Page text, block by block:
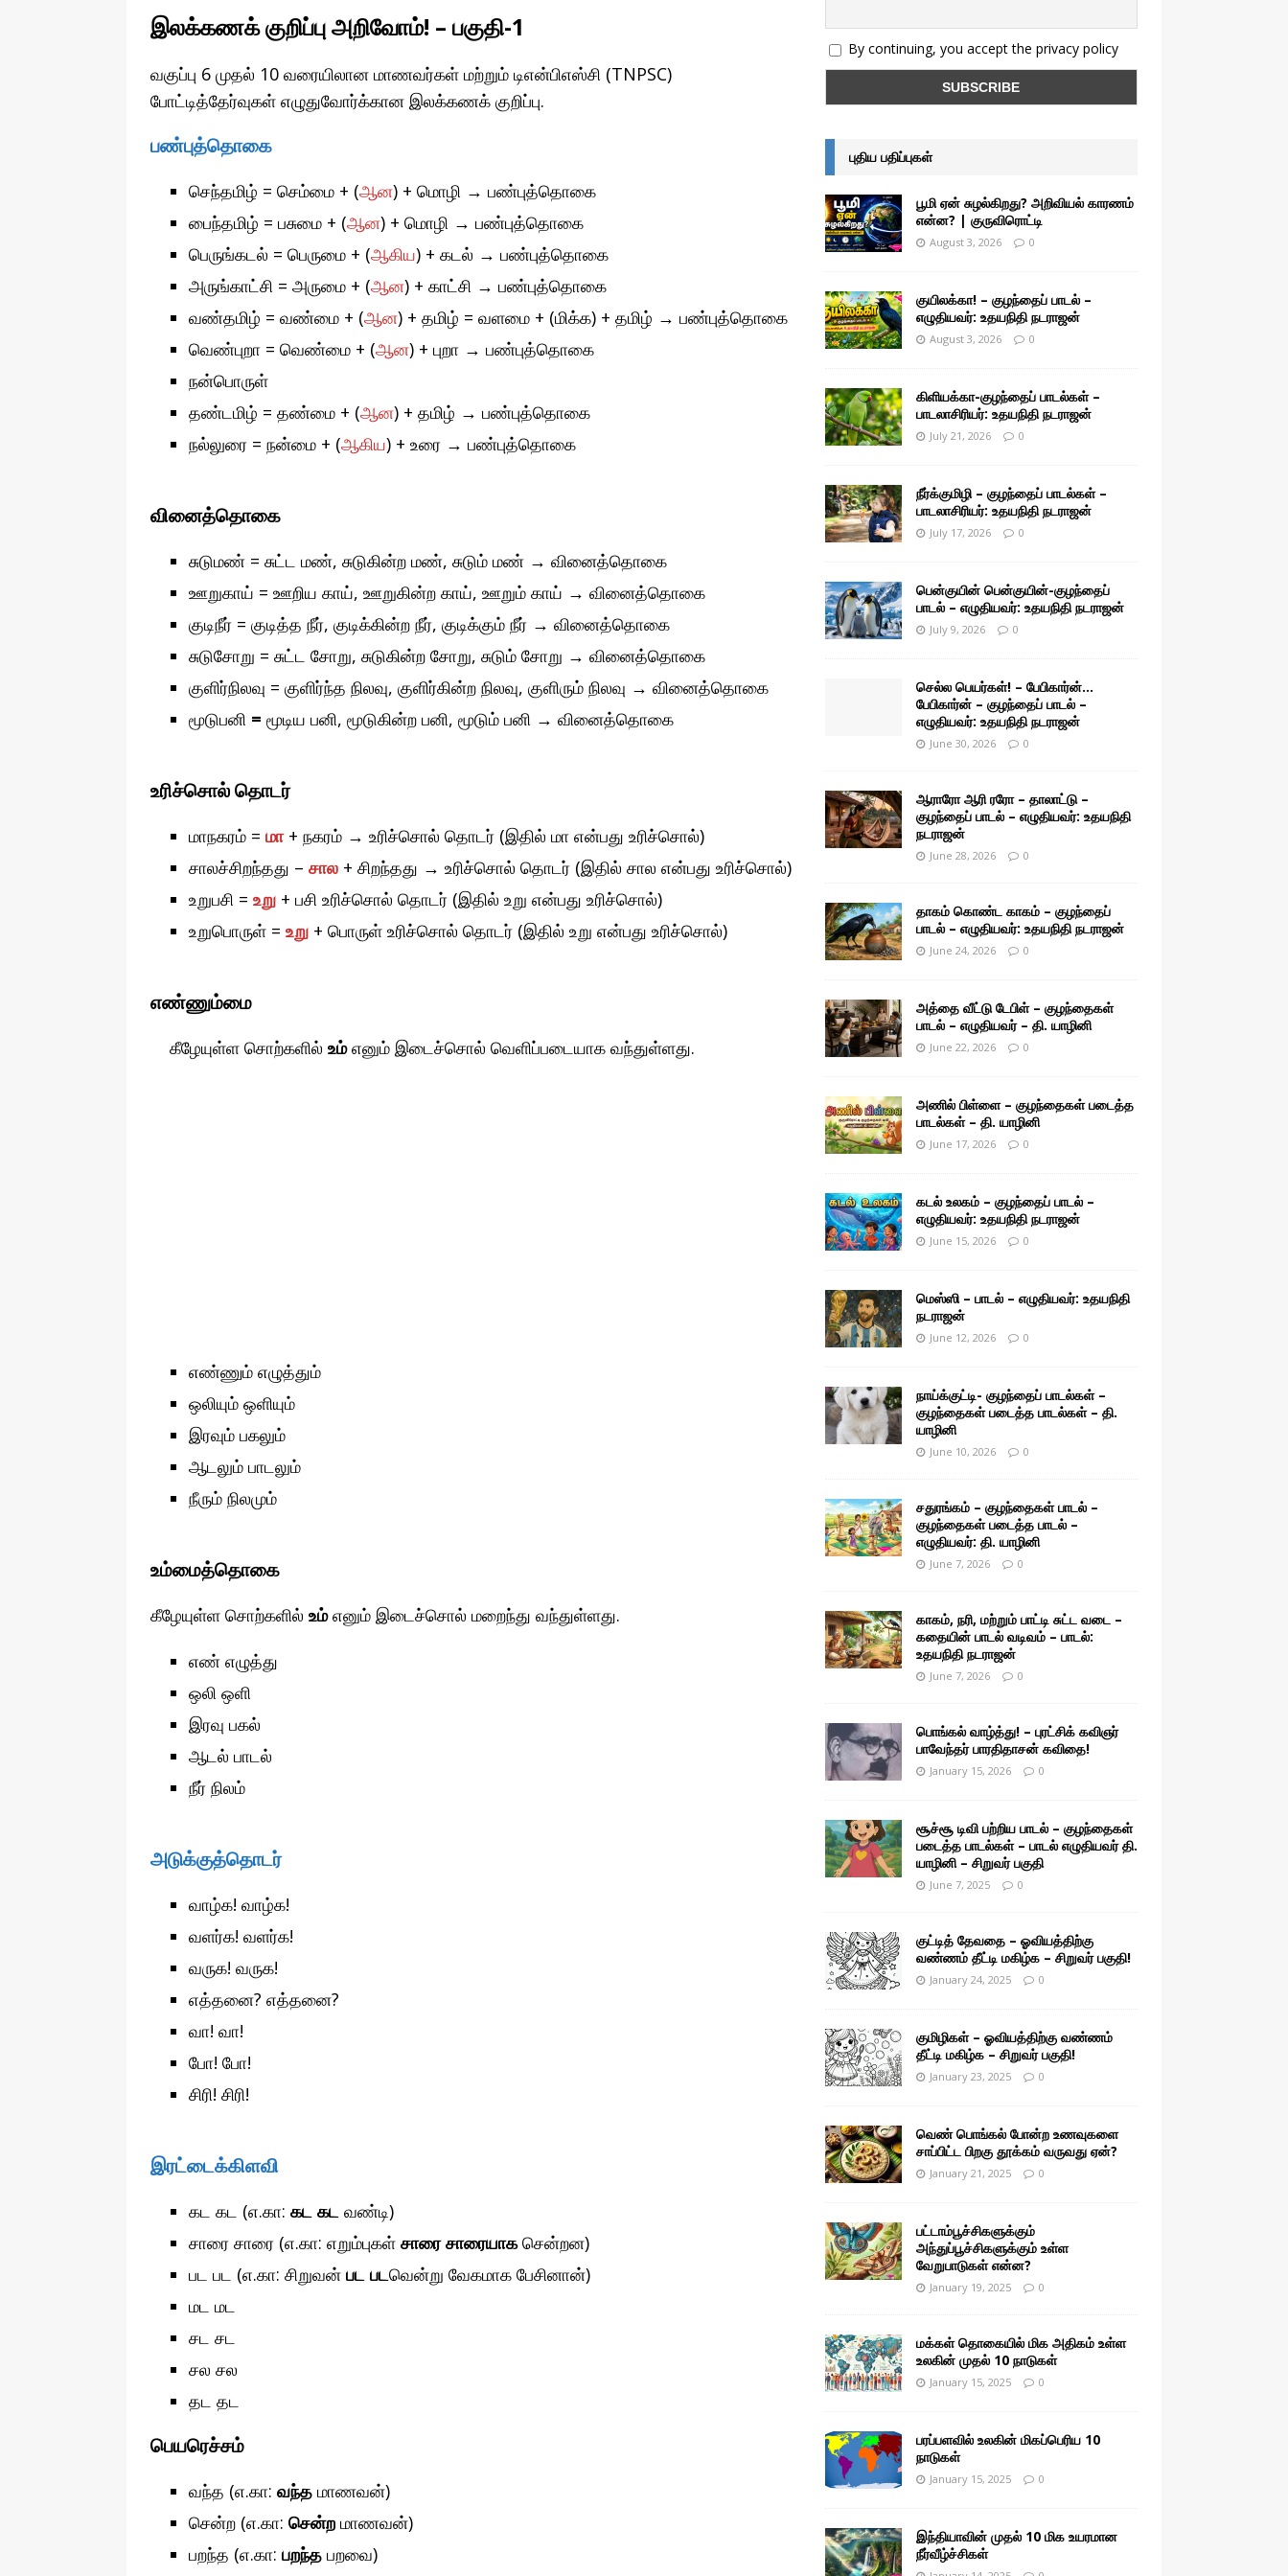
தொழில்நுட்பம்
இலக்கணக் குறிப்பு அறிவோம்! – பகுதி-1
வகுப்பு 6 முதல் 10 வரையிலான மாணவர்கள் மற்றும் டிஎன்பிஎஸ்சி (TNPSC)
போட்டித்தேர்வுகள் எழுதுவோர்க்கான இலக்கணக் குறிப்பு.
பண்புத்தொகை
செந்தமிழ் = செம்மை + (ஆன) + மொழி → பண்புத்தொகை
பைந்தமிழ் = பசுமை + (ஆன) + மொழி → பண்புத்தொகை
பெருங்கடல் = பெருமை + (ஆகிய) + கடல் → பண்புத்தொகை
அருங்காட்சி = அருமை + (ஆன) + காட்சி → பண்புத்தொகை
வண்தமிழ் = வண்மை + (ஆன​) + தமிழ் = வளமை + (மிக்க) + தமிழ் → பண்புத்தொகை
வெண்புறா = வெண்மை + (ஆன) + புறா → பண்புத்தொகை
நன்பொருள்
தண்டமிழ் = தண்மை + (ஆன) + தமிழ் → பண்புத்தொகை
நல்லுரை = நன்மை + (ஆகிய) + உரை → பண்புத்தொகை
வினைத்தொகை
சுடுமண் = சுட்ட மண், சுடுகின்ற மண், சுடும் மண் → வினைத்தொகை
ஊறுகாய் = ஊறிய காய், ஊறுகின்ற காய், ஊறும் காய் → வினைத்தொகை
குடிநீர் = குடித்த நீர், குடிக்கின்ற நீர், குடிக்கும் நீர் → வினைத்தொகை
சுடுசோறு = சுட்ட சோறு, சுடுகின்ற சோறு, சுடும் சோறு → வினைத்தொகை
குளிர்நிலவு = குளிர்ந்த நிலவு, குளிர்கின்ற நிலவு, குளிரும் நிலவு → வினைத்தொகை
மூடுபனி = மூடிய பனி, மூடுகின்ற பனி, மூடும் பனி → வினைத்தொகை
உரிச்சொல் தொடர்
மாநகரம் = மா+ நகரம் → உரிச்சொல் தொடர் (இதில் மா என்பது உரிச்சொல்)
சாலச்சிறந்தது – சால + சிறந்தது → உரிச்சொல் தொடர் (இதில் சால என்பது உரிச்சொல்)
உறுபசி = உறு + பசி உரிச்சொல் தொடர் (இதில் உறு என்பது உரிச்சொல்)
உறுபொருள் = உறு + பொருள் உரிச்சொல் தொடர் (இதில் உறு என்பது உரிச்சொல்)
எண்ணும்மை
கீழேயுள்ள சொற்களில் உம்எனும் இடைச்சொல் வெளிப்படையாக வந்துள்ளது.
எண்ணும் எழுத்தும்
ஒலியும் ஒளியும்
இரவும் பகலும்
ஆடலும் பாடலும்
நீரும் நிலமும்
உம்மைத்தொகை
கீழேயுள்ள சொற்களில் உம்எனும் இடைச்சொல் மறைந்து வந்துள்ளது.
எண் எழுத்து
ஒலி ஒளி
இரவு பகல்
ஆடல் பாடல்
நீர் நிலம்
அடுக்குத்தொடர்
வாழ்க! வாழ்க!
வளர்க! வளர்க!
வருக! வருக!
எத்தனை? எத்தனை?
வா! வா!
போ! போ!
சிரி! சிரி!
இரட்டைக்கிளவி
கட கட (எ.கா: கட கட வண்டி)
சாரை சாரை (எ.கா: எறும்புகள் சாரை சாரையாகசென்றன)
பட பட (எ.கா: சிறுவன் பட படவென்று வேகமாக பேசினான்)
மட மட
சட சட
சல சல
தட தட
பெயரெச்சம்
வந்த (எ.கா: வந்த மாணவன்)
சென்ற (எ.கா: சென்ற மாணவன்)
பறந்த (எ.கா: பறந்த பறவை)
By continuing, you accept the privacy policy
புதிய பதிப்புகள்
பூமி ஏன் சுழல்கிறது? அறிவியல் காரணம்
என்ன? | குருவிரொட்டி
August 3, 2026 0
குயிலக்கா! – குழந்தைப் பாடல் –
எழுதியவர்: உதயநிதி நடராஜன்
August 3, 2026 0
கிளியக்கா-குழந்தைப் பாடல்கள் –
பாடலாசிரியர்: உதயநிதி நடராஜன்
July 21, 2026 0
நீர்க்குமிழி – குழந்தைப் பாடல்கள் –
பாடலாசிரியர்: உதயநிதி நடராஜன்
July 17, 2026 0
பென்குயின் பென்குயின்-குழந்தைப்
பாடல் – எழுதியவர்: உதயநிதி நடராஜன்
July 9, 2026 0
செல்ல பெயர்கள்! – பேபிகார்ன்…
பேபிகார்ன் – குழந்தைப் பாடல் –
எழுதியவர்: உதயநிதி நடராஜன்
June 30, 2026 0
ஆராரோ ஆரி ரரோ – தாலாட்டு –
குழந்தைப் பாடல் – எழுதியவர்: உதயநிதி
நடராஜன்
June 28, 2026 0
தாகம் கொண்ட காகம் – குழந்தைப்
பாடல் – எழுதியவர்: உதயநிதி நடராஜன்
June 24, 2026 0
அத்தை வீட்டு டேபிள் – குழந்தைகள்
பாடல் – எழுதியவர் – தி. யாழினி
June 22, 2026 0
அணில் பிள்ளை – குழந்தைகள் படைத்த
பாடல்கள் – தி. யாழினி
June 17, 2026 0
கடல் உலகம் – குழந்தைப் பாடல் –
எழுதியவர்: உதயநிதி நடராஜன்
June 15, 2026 0
மெஸ்ஸி – பாடல் – எழுதியவர்: உதயநிதி
நடராஜன்
June 12, 2026 0
நாய்க்குட்டி- குழந்தைப் பாடல்கள் –
குழந்தைகள் படைத்த பாடல்கள் – தி.
யாழினி
June 10, 2026 0
சதுரங்கம் – குழந்தைகள் பாடல் –
குழந்தைகள் படைத்த பாடல் –
எழுதியவர்: தி. யாழினி
June 7, 2026 0
காகம், நரி, மற்றும் பாட்டி சுட்ட வடை –
கதையின் பாடல் வடிவம் – பாடல்:
உதயநிதி நடராஜன்
June 7, 2026 0
பொங்கல் வாழ்த்து! – புரட்சிக் கவிஞர்
பாவேந்தர் பாரதிதாசன் கவிதை!
January 15, 2026 0
சூச்சூ டிவி பற்றிய பாடல் – குழந்தைகள்
படைத்த பாடல்கள் – பாடல் எழுதியவர் தி.
யாழினி – சிறுவர் பகுதி
June 7, 2025 0
குட்டித் தேவதை – ஓவியத்திற்கு
வண்ணம் தீட்டி மகிழ்க – சிறுவர் பகுதி!
January 24, 2025 0
குமிழிகள் – ஓவியத்திற்கு வண்ணம்
தீட்டி மகிழ்க – சிறுவர் பகுதி!
January 23, 2025 0
வெண் பொங்கல் போன்ற உணவுகளை
சாப்பிட்ட பிறகு தூக்கம் வருவது ஏன்?
January 21, 2025 0
பட்டாம்பூச்சிகளுக்கும்
அந்துப்பூச்சிகளுக்கும் உள்ள
வேறுபாடுகள் என்ன?
January 19, 2025 0
மக்கள் தொகையில் மிக அதிகம் உள்ள
உலகின் முதல் 10 நாடுகள்
January 15, 2025 0
பரப்பளவில் உலகின் மிகப்பெரிய 10
நாடுகள்
January 15, 2025 0
இந்தியாவின் முதல் 10 மிக உயரமான
நீர்வீழ்ச்சிகள்